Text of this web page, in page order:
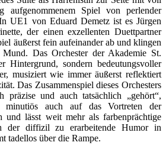
aufgenommenem Spiel von perlender
UE1 von Eduard Demetz ist es Jürgen
der einen exzellenten Duettpartner
äußerst fein aufeinander ab und klingen
Das Orchester der Akademie St.
Hintergrund, sondern bedeutungsvoller
musiziert wie immer äußerst reflektiert
Das Zusammenspiel dieses Orchesters
präzise und auch tatsächlich „gehört“,
minutiös auch auf das Vortreten der
und lässt weit mehr als farbenprächtige
der diffizil zu erarbeitende Humor in
tadellos über die Rampe.